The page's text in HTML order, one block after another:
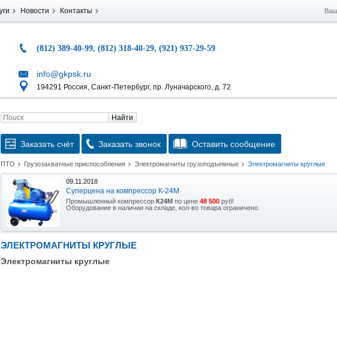
Новости Контакты Ваш
(812) 389-40-99, (812) 318-40-29, (921) 937-29-59
info@gkpsk.ru
194291 Россия, Санкт-Петербург, пр. Луначарского, д. 72
Найти
Заказать счёт Заказать звонок Оставить сообщение
ПТО Грузозахватные приспособления Электромагниты грузоподъемные Электромагниты круглые
09.11.2018
Суперцена на компрессор К-24М
Промышленный компрессор К24М по цене 48 500 руб!
Оборудование в наличии на складе, кол-во товара ограничено.
15.10.2018
Уникальная возможность приобрести (в наличии на складе) тележку гидравлическую AS
ЭЛЕКТРОМАГНИТЫ КРУГЛЫЕ
Электромагниты круглые